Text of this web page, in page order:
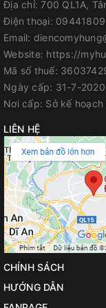
Điện áp, dùng điện
Trọng lượng
Bộ gá dụng cụ
Tỷ lệ va đập ở tốc
mức
Tốc độ định mức
Đường kính khoan
trên kim loại
Đường kính khoan
Địa chỉ: 700 QL1A,
Điện thoại:
Email:
Website: https://
Mã số thuế:
Ngày cấp: 31-7-2020
Nơi cấp: Sở kế
LIÊN HỆ
CHÍNH SÁCH
HƯỚNG DẪN